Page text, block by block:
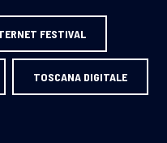
FESTIVAL
TOSCANA DIGITALE